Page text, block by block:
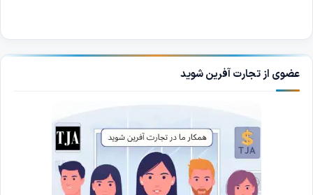
عضوی از تجارت آفرین شوید